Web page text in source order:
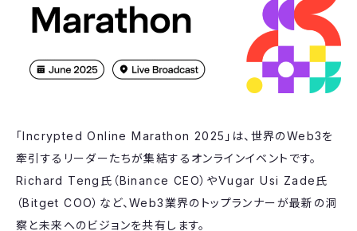
「Incrypted Online Marathon 2025」は、世界のWeb3を
牽引するリーダーたちが集結するオンラインイベントです。
Richard Teng氏（Binance CEO）やVugar Usi Zade氏
（Bitget СОО）など、Web3業界のトップランナーが最新の洞
察と未来へのビジョンを共有します。